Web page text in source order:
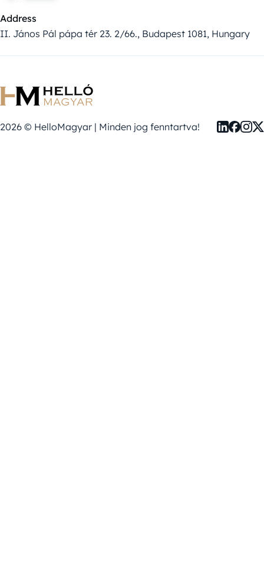
Address
II. János Pál pápa tér 23. 2/66., Budapest 1081, Hungary
2026 © HelloMagyar | Minden jog fenntartva!